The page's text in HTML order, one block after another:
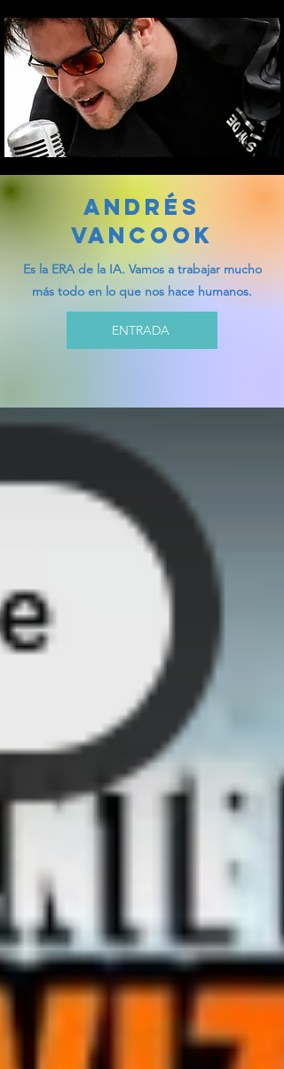
ANDRÉS
VANCOOK
Es la ERA de la IA. Vamos a trabajar mucho
más todo en lo que nos hace humanos.
ENTRADA